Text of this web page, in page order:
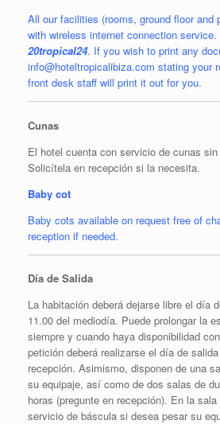
All our facilities (rooms, ground floor and
with wireless internet connection
20tropical24. If you wish to print any
info@hoteltropicalibiza.com stating your
front desk staff will print it out for you.
Cunas
El hotel cuenta con servicio de cunas
Solicítela en recepción si la necesita.
Baby cot
Baby cots available on request free of
reception if needed.
Día de Salida
La habitación deberá dejarse libre el día
11.00 del mediodía. Puede prolongar la
siempre y cuando haya disponibilidad
petición deberá realizarse el día de
recepción. Asimismo, disponen de una
su equipaje, así como de dos salas de
horas (pregunte en recepción). En la
servicio de báscula si desea pesar su